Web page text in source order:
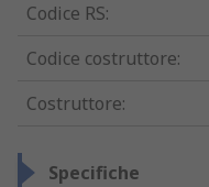
Codice RS:
Codice costruttore:
Costruttore:
Specifiche